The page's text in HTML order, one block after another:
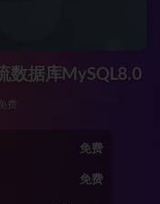
数据库MySQL8.0
免费
免费
免费